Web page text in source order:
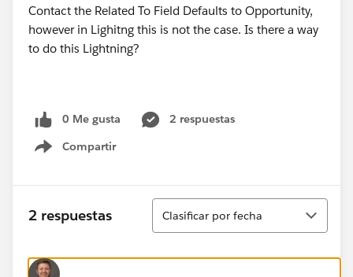
Contact the Related To Field Defaults to Opportunity,
however in Lighitng this is not the case. Is there a way
to do this Lightning?
0 Me gusta
2 respuestas
Compartir
Show menu
2 respuestas
Ordenar
Clasificar por fecha